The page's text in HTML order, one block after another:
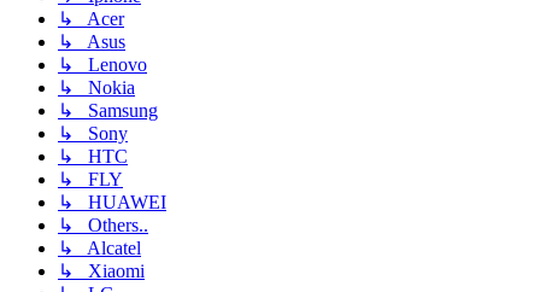
↳ Acer
↳ Asus
↳ Lenovo
↳ Nokia
↳ Samsung
↳ Sony
↳ HTC
↳ FLY
↳ HUAWEI
↳ Others..
↳ Alcatel
↳ Xiaomi